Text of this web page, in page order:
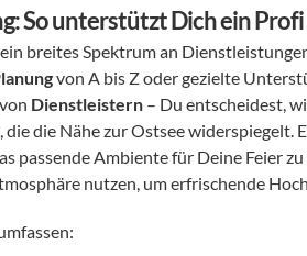
So unterstützt Dich ein Profi
breites Spektrum an
Dienstleistern – Du entscheidest,
die Nähe zur Ostsee widerspiegelt.
passende Ambiente für Deine Feier
nutzen, um erfrischende